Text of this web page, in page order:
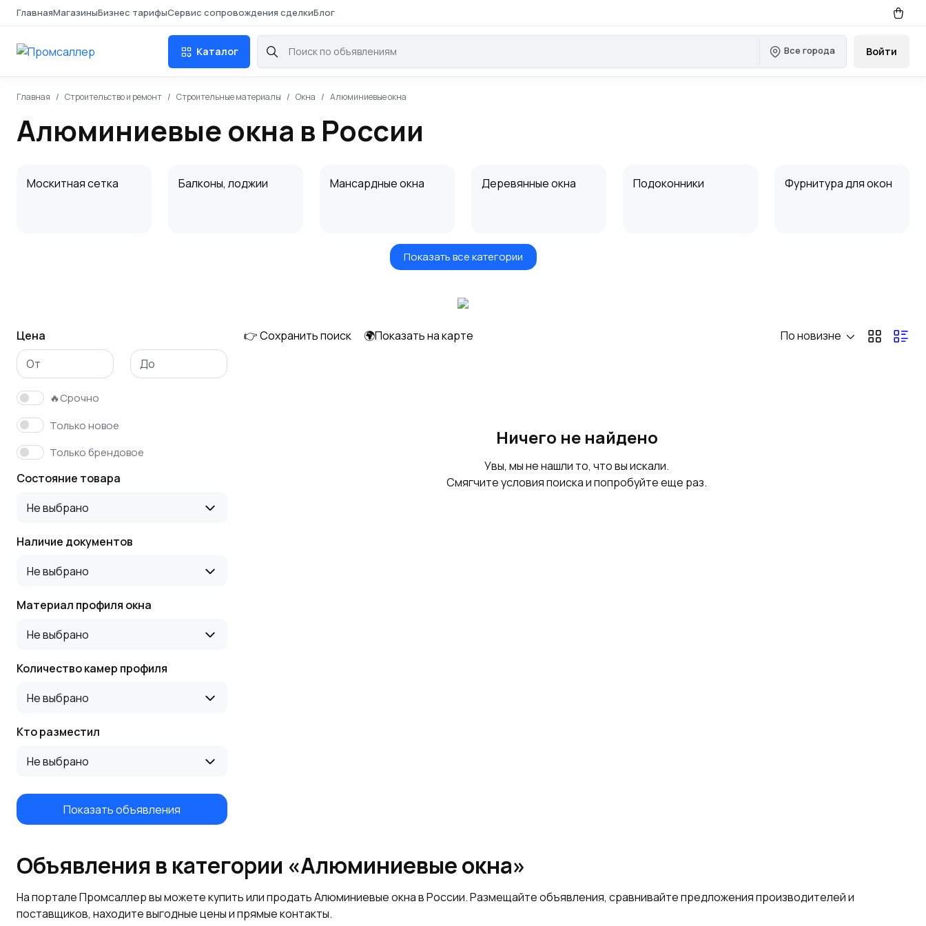
ГлавнаяМагазиныБизнес тарифыСервис сопровождения сделкиБлог
Каталог Все города Войти
Главная Строительство и ремонт Строительные материалы Окна Алюминиевые окна
Алюминиевые окна в России
Москитная сетка Балконы, лоджии Мансардные окна Деревянные окна Подоконники Фурнитура для окон
Откосы на окна
Бронированные окна
Противопожарные
Оконные отливы
Показать все категории
Цена
🔥Срочно
Только новое
Только брендовое
Состояние товара
Не выбрано
Наличие документов
Не выбрано
Материал профиля окна
Не выбрано
Количество камер профиля
Не выбрано
Кто разместил
Не выбрано
Показать объявления
👉 Сохранить поиск 🌍Показать на карте По новизне
Ничего не найдено
Увы, мы не нашли то, что вы искали.
Смягчите условия поиска и попробуйте еще раз.
Объявления в категории «Алюминиевые окна»
На портале Промсаллер вы можете купить или продать Алюминиевые окна в России. Размещайте объявления, сравнивайте предложения производителей и
поставщиков, находите выгодные цены и прямые контакты.